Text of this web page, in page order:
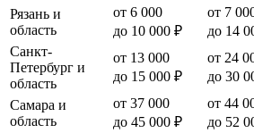
Рязань и
область
от 6 000
до 10 000 ₽
от 7
до 14
Санкт-
Петербург и
область
от 13 000
до 15 000 ₽
от 24
до 30
Самара и
область
от 37 000
до 45 000 ₽
от 44
до 52